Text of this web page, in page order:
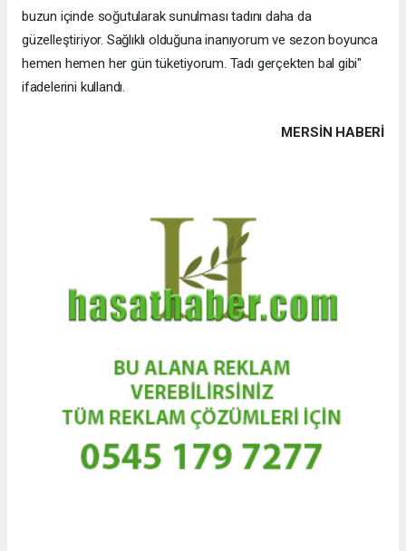
buzun içinde soğutularak sunulması tadını daha da
güzelleştiriyor. Sağlıklı olduğuna inanıyorum ve sezon boyunca
hemen hemen her gün tüketiyorum. Tadı gerçekten bal gibi"
ifadelerini kullandı.
MERSIN HABERİ